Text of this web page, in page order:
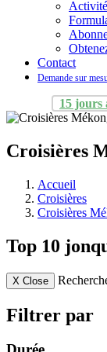
Contact
Demande sur
15 jours
Croisières
Accueil
Croisières
Croisières
Top 10
X Close
Filtrer par